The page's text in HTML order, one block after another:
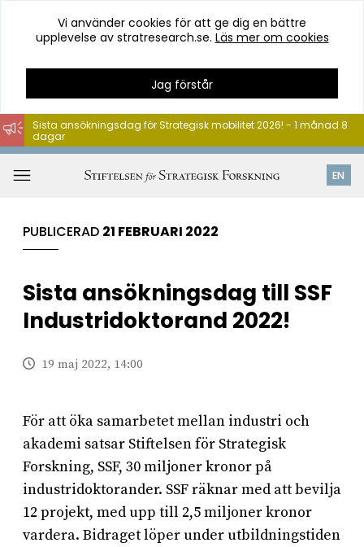
Hoppa
till
innehåll
Vi använder cookies för att ge dig en bättre
upplevelse av stratresearch.se. Läs mer om cookies
Jag förstår
EN
Sista ansökningsdag för Strategisk mobilitet 2026! - 1 månad 8
dagar
PUBLICERAD 21 FEBRUARI 2022
Sista ansökningsdag till SSF
Industridoktorand 2022!
19 maj 2022, 14:00
För att öka samarbetet mellan industri och
akademi satsar Stiftelsen för Strategisk
Forskning, SSF, 30 miljoner kronor på
industridoktorander. SSF räknar med att bevilja
12 projekt, med upp till 2,5 miljoner kronor
vardera. Bidraget löper under utbildningstiden